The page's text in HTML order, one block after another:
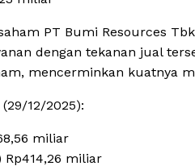
PT Bumi Resources
dengan tekanan jual
mencerminkan kuatnya
12/2025):
miliar
Rp414,26 miliar